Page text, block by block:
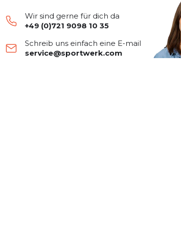
Wir sind gerne für dich da
+49 (0)721 9098 10 35
Schreib uns einfach eine E-mail
service@sportwerk.com